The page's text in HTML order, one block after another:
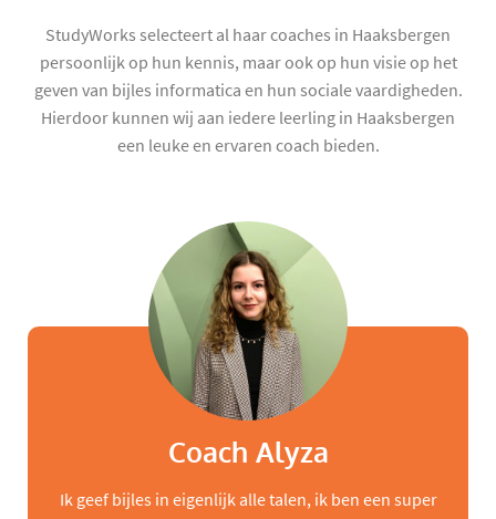
StudyWorks selecteert al haar coaches in Haaksbergen
persoonlijk op hun kennis, maar ook op hun visie op het
geven van bijles informatica en hun sociale vaardigheden.
Hierdoor kunnen wij aan iedere leerling in Haaksbergen
een leuke en ervaren coach bieden.
Coach Alyza
Ik geef bijles in eigenlijk alle talen, ik ben een super